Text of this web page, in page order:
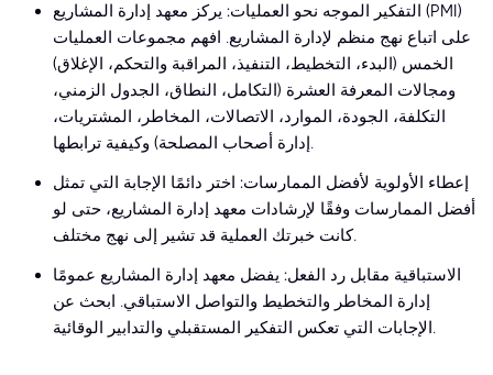
التفكير الموجه نحو العمليات: يركز معهد إدارة المشاريع (PMI)
على اتباع نهج منظم لإدارة المشاريع. افهم مجموعات العمليات
الخمس (البدء، التخطيط، التنفيذ، المراقبة والتحكم، الإغلاق)
ومجالات المعرفة العشرة (التكامل، النطاق، الجدول الزمني،
التكلفة، الجودة، الموارد، الاتصالات، المخاطر، المشتريات،
إدارة أصحاب المصلحة) وكيفية ترابطها.
إعطاء الأولوية لأفضل الممارسات: اختر دائمًا الإجابة التي تمثل
أفضل الممارسات وفقًا لإرشادات معهد إدارة المشاريع، حتى لو
كانت خبرتك العملية قد تشير إلى نهج مختلف.
الاستباقية مقابل رد الفعل: يفضل معهد إدارة المشاريع عمومًا
إدارة المخاطر والتخطيط والتواصل الاستباقي. ابحث عن
الإجابات التي تعكس التفكير المستقبلي والتدابير الوقائية.